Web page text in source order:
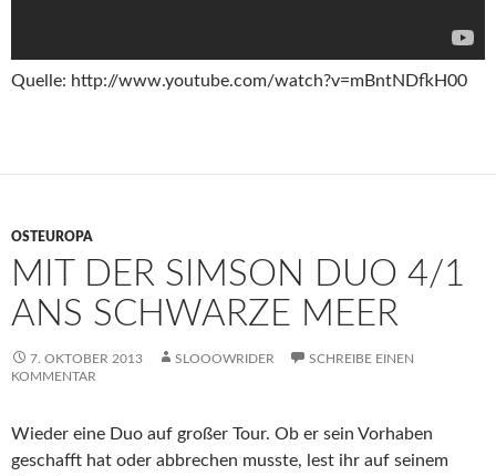
Quelle: http://www.youtube.com/watch?v=mBntNDfkH00
OSTEUROPA
MIT DER SIMSON DUO 4/1
ANS SCHWARZE MEER
7. OKTOBER 2013 SLOOOWRIDER
SCHREIBE EINEN
KOMMENTAR
Wieder eine Duo auf großer Tour. Ob er sein Vorhaben
geschafft hat oder abbrechen musste, lest ihr auf seinem